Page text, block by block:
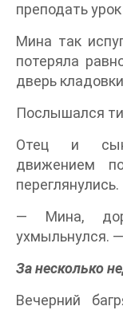
преподать
Мина так
потеряла
дверь
Послышался
Отец и сын
движением
переглянулись.
— Мина,
ухмыльнулся.
За несколько
Вечерний